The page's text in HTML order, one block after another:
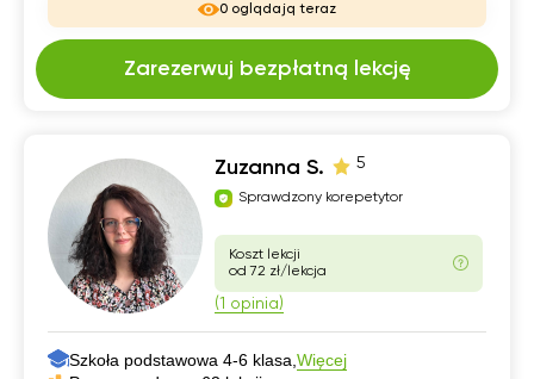
0 oglądają teraz
Zarezerwuj bezpłatną lekcję
Zuzanna S. 5
Sprawdzony korepetytor
Koszt lekcji
od 72 zł/lekcja
(1 opinia)
Szkoła podstawowa 4-6 klasa, Więcej